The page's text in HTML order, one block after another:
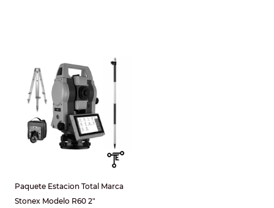
Paquete Estacion Total Marca
Stonex Modelo R60 2"